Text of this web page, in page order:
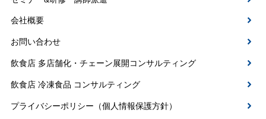
会社概要
お問い合わせ
飲食店 多店舗化・チェーン展開コンサルティング
飲食店 冷凍食品 コンサルティング
プライバシーポリシー（個人情報保護方針）